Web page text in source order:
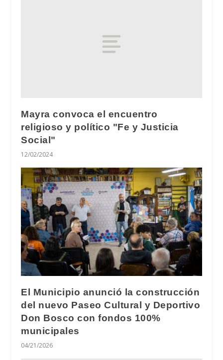
Mayra convoca el encuentro
religioso y político "Fe y Justicia
Social"
12/02/2024
El Municipio anunció la construcción
del nuevo Paseo Cultural y Deportivo
Don Bosco con fondos 100%
municipales
04/21/2026